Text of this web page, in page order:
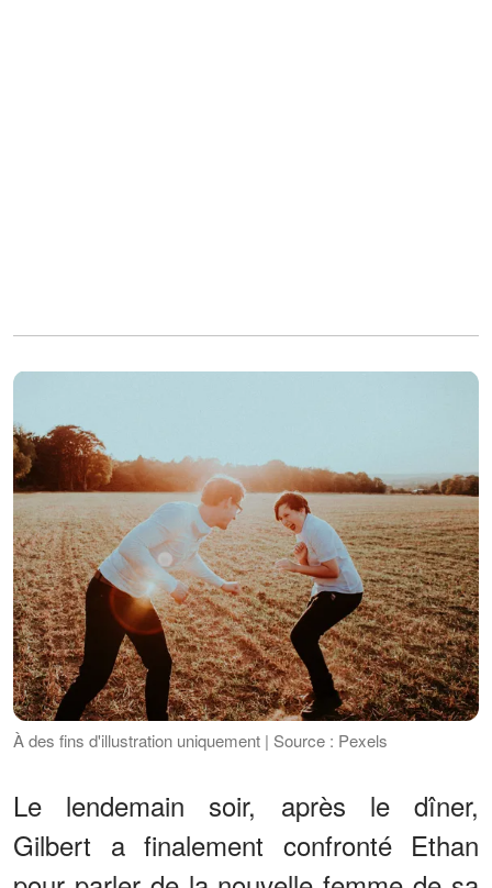
À des fins d'illustration uniquement | Source : Pexels
Le lendemain soir, après le dîner,
Gilbert a finalement confronté Ethan